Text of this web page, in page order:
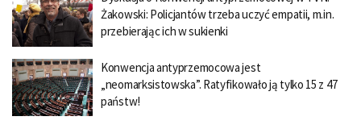
Żakowski: Policjantów trzeba uczyć empatii, m.in.
przebierając ich w sukienki
Konwencja antyprzemocowa jest
„neomarksistowska”. Ratyfikowało ją tylko 15 z 47
państw!